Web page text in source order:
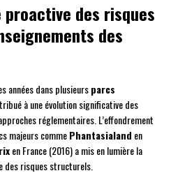
des risques
des
années dans plusieursparcs
à une évolution significative des
réglementaires. L’effondrement
majeurs commePhantasialand en
en France (2016) a mis en lumière la
des risques structurels.